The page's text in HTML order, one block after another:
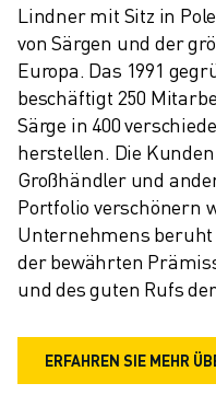
Lindner mit Sitz in
von Särgen und der
Europa. Das 1991
beschäftigt 250
Särge in 400
herstellen. Die
Großhändler und
Portfolio verschönern
Unternehmens
der bewährten
und des guten Rufs
ERFAHREN SIE MEHR